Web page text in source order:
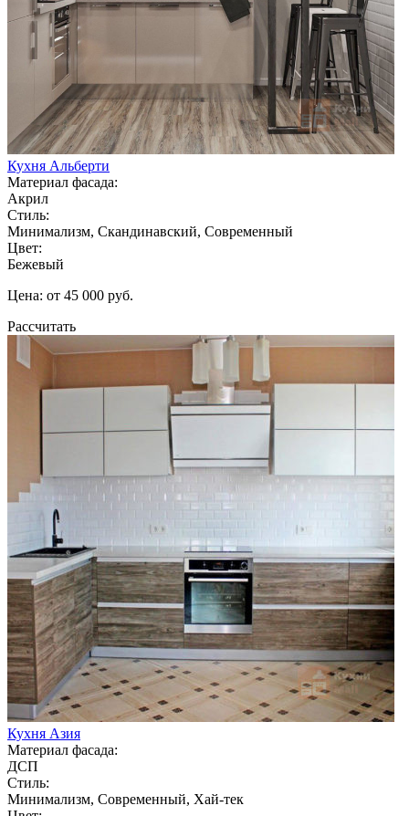
Кухня Альберти
Материал фасада:
Акрил
Стиль:
Минимализм, Скандинавский, Современный
Цвет:
Бежевый
Цена: от 45 000 руб.
Рассчитать
Кухня Азия
Материал фасада:
ДСП
Стиль:
Минимализм, Современный, Хай-тек